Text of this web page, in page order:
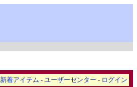
新着アイテム - ユーザーセンター - ログイン